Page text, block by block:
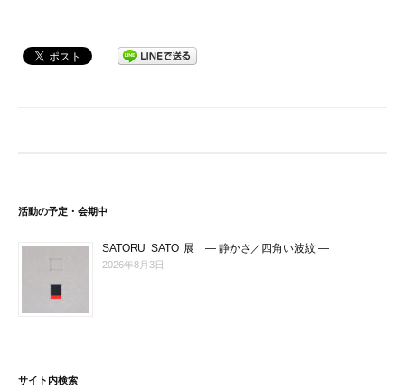
活動の予定・会期中
SATORU SATO 展 ― 静かさ／四角い波紋 ―
2026年8月3日
サイト内検索